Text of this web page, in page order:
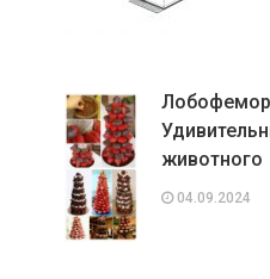
животного
04.09.2024